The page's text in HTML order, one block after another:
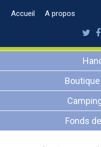
Accueil A propos
Fonds